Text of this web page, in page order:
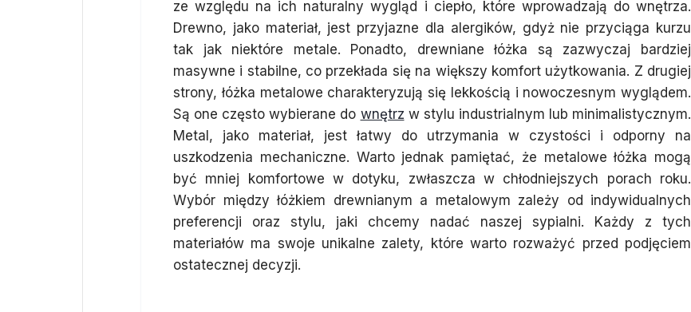
ze względu na ich naturalny wygląd i ciepło, które wprowadzają do wnętrza.
Drewno, jako materiał, jest przyjazne dla alergików, gdyż nie przyciąga kurzu
tak jak niektóre metale. Ponadto, drewniane łóżka są zazwyczaj bardziej
masywne i stabilne, co przekłada się na większy komfort użytkowania. Z drugiej
strony, łóżka metalowe charakteryzują się lekkością i nowoczesnym wyglądem.
Są one często wybierane do wnętrz w stylu industrialnym lub minimalistycznym.
Metal, jako materiał, jest łatwy do utrzymania w czystości i odporny na
uszkodzenia mechaniczne. Warto jednak pamiętać, że metalowe łóżka mogą
być mniej komfortowe w dotyku, zwłaszcza w chłodniejszych porach roku.
Wybór między łóżkiem drewnianym a metalowym zależy od indywidualnych
preferencji oraz stylu, jaki chcemy nadać naszej sypialni. Każdy z tych
materiałów ma swoje unikalne zalety, które warto rozważyć przed podjęciem
ostatecznej decyzji.